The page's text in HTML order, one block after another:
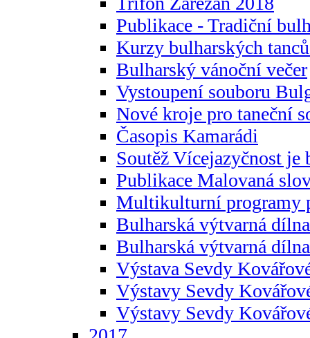
Publikace - Tradiční
Kurzy bulharských
Bulharský vánoční večer
Vystoupení souboru
Nové kroje pro taneční
Časopis Kamarádi
Soutěž Vícejazyčnost je
Publikace Malovaná
Multikulturní programy
Bulharská výtvarná
Bulharská výtvarná
Výstava Sevdy
Výstavy Sevdy
Výstavy Sevdy